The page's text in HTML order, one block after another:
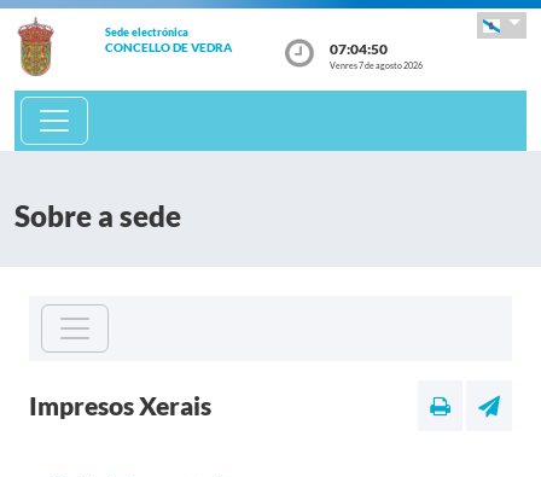
Sede electrónica
CONCELLO DE VEDRA 07:04:50
Venres 7 de agosto 2026
Sobre a sede
Impresos Xerais